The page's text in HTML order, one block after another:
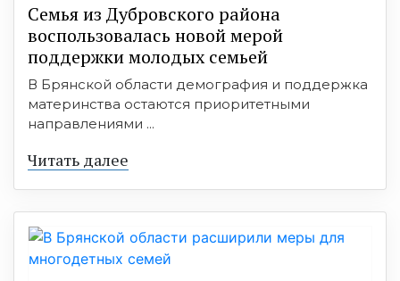
Семья из Дубровского района
воспользовалась новой мерой
поддержки молодых семьей
В Брянской области демография и поддержка
материнства остаются приоритетными
направлениями ...
Читать далее